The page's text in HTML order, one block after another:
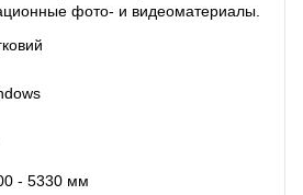
фото- и видеоматериалы.
- 5330 мм